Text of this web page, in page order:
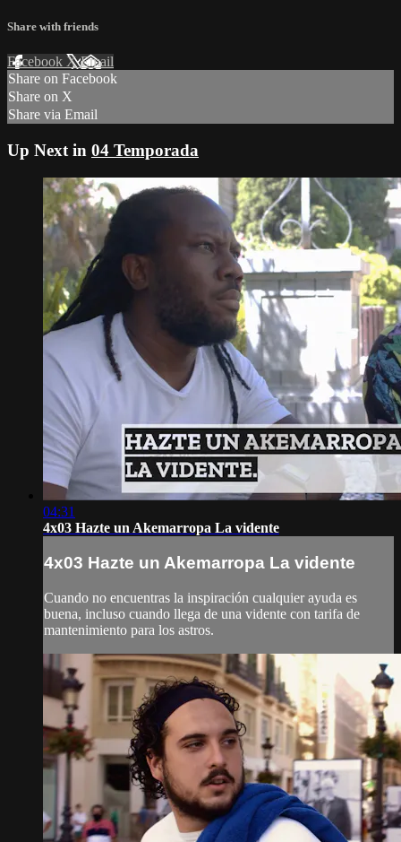
Share with friends
Facebook XEmail
Share on Facebook
Share on X
Share via Email
Up Next in 04 Temporada
04:31
4x03 Hazte un Akemarropa La vidente
4x03 Hazte un Akemarropa La vidente
Cuando no encuentras la inspiración cualquier ayuda es
buena, incluso cuando llega de una vidente con tarifa de
mantenimiento para los astros.